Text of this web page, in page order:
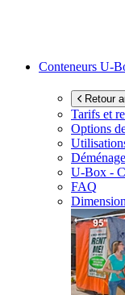
Conteneurs U-
Retour
Tarifs et
Options
U-Box -
FAQ